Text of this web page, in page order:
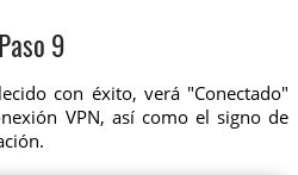
Paso 9
con éxito, verá "Conectado"
VPN, así como el signo de